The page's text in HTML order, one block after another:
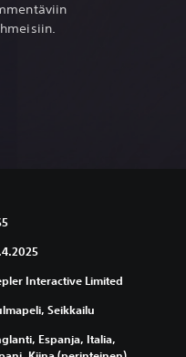
Interactive Limited
Seikkailu
Espanja, Italia,